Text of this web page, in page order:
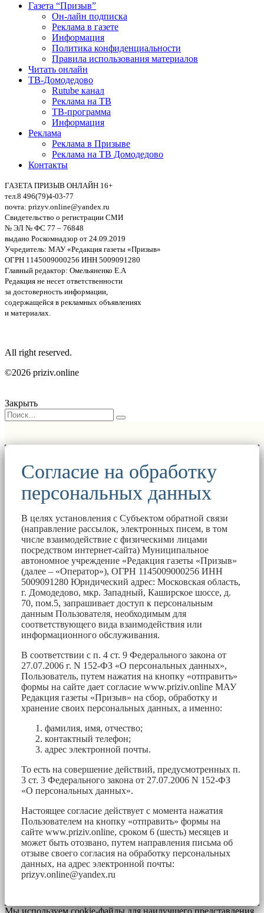
Газета “Призыв”
Он-лайн подписка
Реклама в газете
Информация
Политика конфиденциальности
Правила использования материалов
Читать онлайн
ТВ-Домодедово
Rutube канал
Реклама на ТВ
ТВ-программа
Информация
Реклама
Реклама в Призыве
Реклама на ТВ Домодедово
Контакты
ГАЗЕТА ПРИЗЫВ ОНЛАЙН 16+
тел.8 496(79)4-03-77
почта: prizyv.online@yandex.ru
Свидетельство о регистрации СМИ
№ ЭЛ № ФС 77 – 76848
выдано Роскомнадзор от 24.09.2019
Учредитель: МАУ «Редакция газеты «Призыв»
ОГРН 1145009000256 ИНН 5009091280
Главный редактор: Омельяненко Е.А
Редакция не несет ответственности
за достоверность информации,
содержащейся в рекламных объявлениях
и материалах.
All right reserved.
©2026 priziv.online
Закрыть
Согласие на обработку
персональных данных
В целях установления с Субъектом обратной связи
(направление рассылок, электронных писем, в том
числе взаимодействие с физическими лицами
посредством интернет-сайта) Муниципальное
автономное учреждение «Редакция газеты «Призыв»
(далее – «Оператор»), ОГРН 1145009000256 ИНН
5009091280 Юридический адрес: Московская область,
г. Домодедово, мкр. Западный, Каширское шоссе, д.
70, пом.5, запрашивает доступ к персональным
данным Пользователя, необходимым для
соответствующего вида взаимодействия или
информационного обслуживания.
В соответствии с п. 4 ст. 9 Федерального закона от
27.07.2006 г. N 152-ФЗ «О персональных данных»,
Пользователь, путем нажатия на кнопку «отправить»
формы на сайте дает согласие www.priziv.online МАУ
Редакция газеты «Призыв» на сбор, обработку и
хранение своих персональных данных, а именно:
фамилия, имя, отчество;
контактный телефон;
адрес электронной почты.
То есть на совершение действий, предусмотренных п.
3 ст. 3 Федерального закона от 27.07.2006 N 152-ФЗ
«О персональных данных».
Настоящее согласие действует с момента нажатия
Пользователем на кнопку «отправить» формы на
сайте www.priziv.online, сроком 6 (шесть) месяцев и
может быть отозвано, путем направления письма об
отзыве своего согласия на обработку персональных
данных, на адрес электронной почты:
prizyv.online@yandex.ru